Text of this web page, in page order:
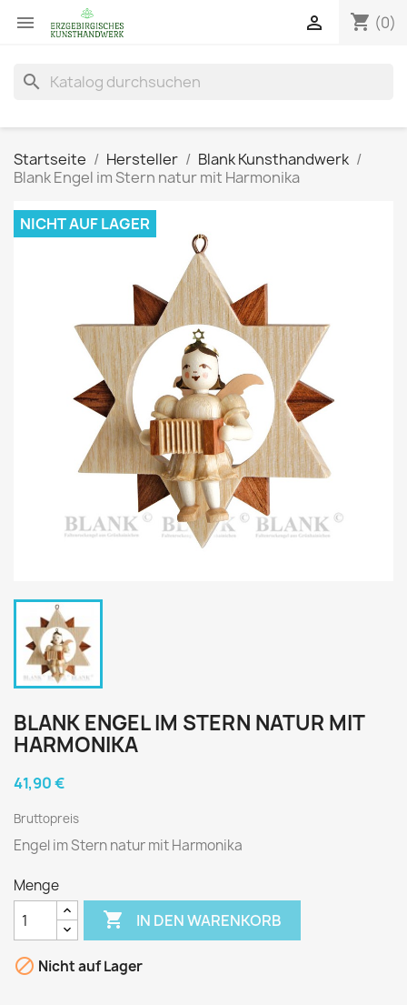
 shopping_cart (0)

search
Startseite Hersteller
Blank Kunsthandwerk
Blank Engel im Stern natur mit Harmonika
NICHT AUF LAGER
BLANK ENGEL IM STERN NATUR MIT
HARMONIKA
41,90 €
Bruttopreis
Engel im Stern natur mit Harmonika
Menge
 IN DEN WARENKORB
 Nicht auf Lager